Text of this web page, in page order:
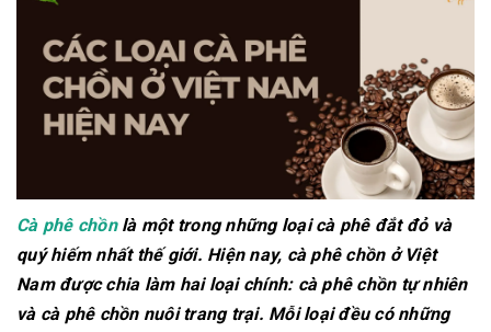
Cà phê chồnlà một trong những loại cà phê đắt đỏ và
quý hiếm nhất thế giới. Hiện nay, cà phê chồn ở Việt
Nam được chia làm hai loại chính: cà phê chồn tự nhiên
và cà phê chồn nuôi trang trại. Mỗi loại đều có những